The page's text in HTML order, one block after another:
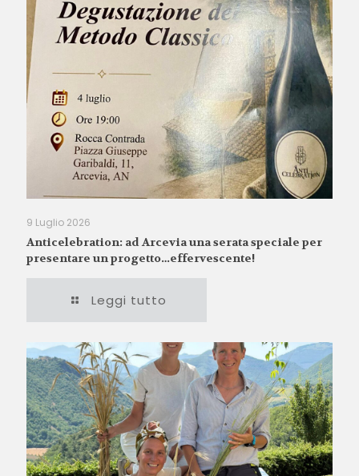
9 Luglio 2026
Anticelebration: ad Arcevia una serata speciale per
presentare un progetto…effervescente!
Leggi tutto